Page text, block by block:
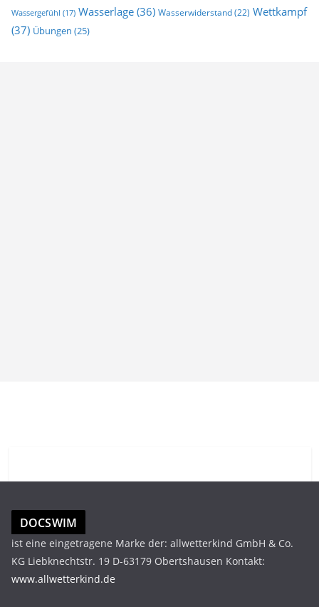
Wassergefühl (17) Wasserlage (36) Wasserwiderstand(22) Wettkampf
(37) Übungen (25)
DOCSWIM
ist eine eingetragene Marke der: allwetterkind GmbH & Co.
KG Liebknechtstr. 19 D-63179 Obertshausen Kontakt:
www.allwetterkind.de